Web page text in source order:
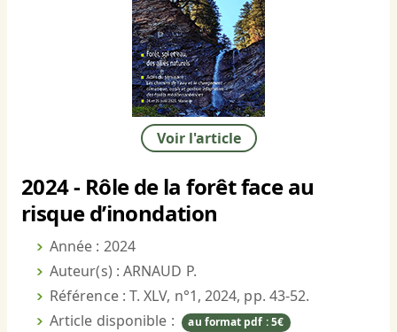
Voir l'article
2024 - Rôle de la forêt face au
risque d’inondation
Année : 2024
Auteur(s) : ARNAUD P.
Référence : T. XLV, n°1, 2024, pp. 43-52.
Article disponible :
au format pdf : 5€